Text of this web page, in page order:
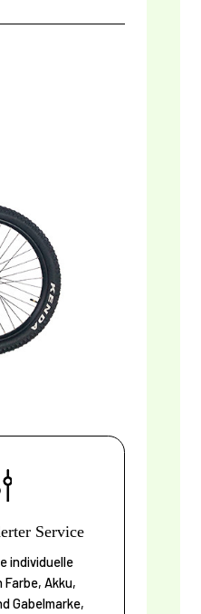
Service
individuelle
Farbe, Akku,
Gabelmarke,